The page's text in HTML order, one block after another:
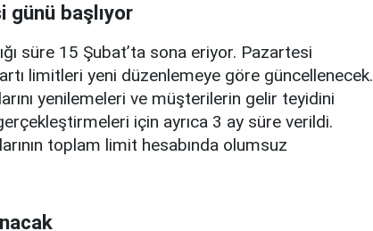
günü başlıyor
süre 15 Şubat’ta sona eriyor. Pazartesi
limitleri yeni düzenlemeye göre güncellenecek.
yenilemeleri ve müşterilerin gelir teyidini
için ayrıca 3 ay süre verildi.
toplam limit hesabında olumsuz